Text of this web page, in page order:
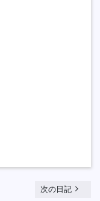
次の日記 navigate_next